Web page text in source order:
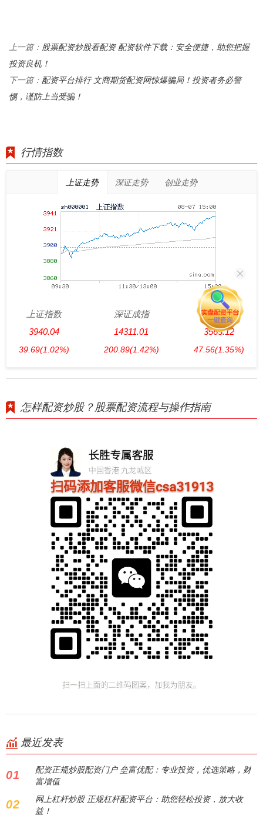
上一篇： 股票配资炒股看配资 配资软件下载：安全便捷，助您把握
投资良机！
下一篇： 配资平台排行 文商期货配资网惊爆骗局！投资者务必警
惕，谨防上当受骗！
行情指数
上证走势 深证走势 创业走势
上证指数
3940.04
39.69(1.02%)
深证成指
14311.01
200.89(1.42%)
创业板指
3563.12
47.56(1.35%)
怎样配资炒股？股票配资流程与操作指南
最近发表
01
配资正规炒股配资门户 垒富优配：专业投资，优选策略，财
富增值
02
网上杠杆炒股 正规杠杆配资平台：助您轻松投资，放大收
益！